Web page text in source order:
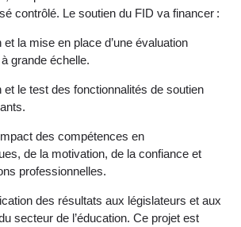
contrôlé. Le soutien du FID va financer :
et la mise en place d’une évaluation
grande échelle.
et le test des fonctionnalités de soutien
des compétences en
de la motivation, de la confiance et
professionnelles.
des résultats aux législateurs et aux
secteur de l’éducation. Ce projet est